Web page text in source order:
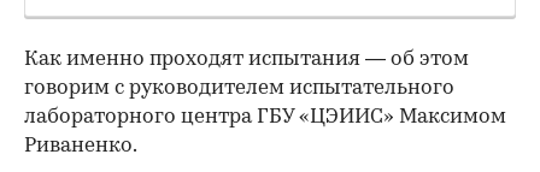
Как именно проходят испытания — об этом
говорим с руководителем испытательного
лабораторного центра ГБУ «ЦЭИИС» Максимом
Риваненко.